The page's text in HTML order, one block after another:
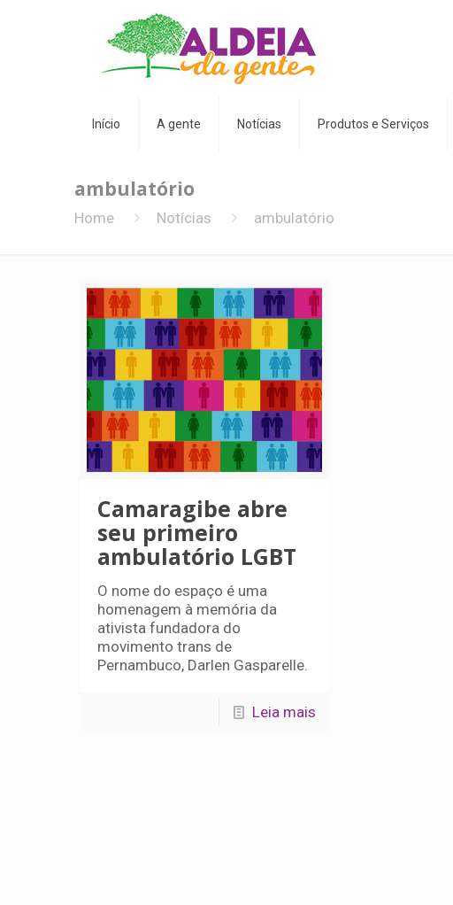
Início A gente Notícias Produtos e Serviços
ambulatório
Home Notícias ambulatório
Camaragibe abre
seu primeiro
ambulatório LGBT
O nome do espaço é uma
homenagem à memória da
ativista fundadora do
movimento trans de
Pernambuco, Darlen Gasparelle.
Leia mais